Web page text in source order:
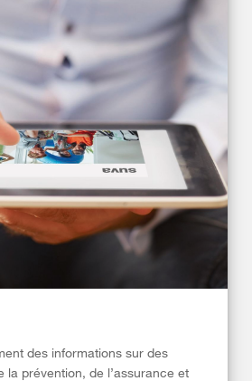
des informations sur des
la prévention, de l’assurance et